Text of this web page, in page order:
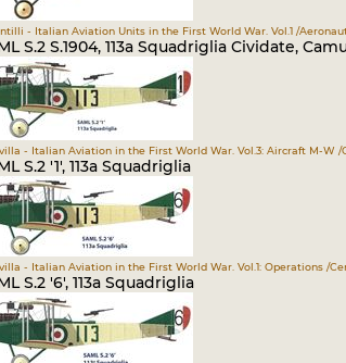
- Italian Aviation Units in the First World War. Vol.1 /
S.2 S.1904, 113a Squadriglia Cividate,
- Italian Aviation in the First World War. Vol.3: Aircraft M-W /
S.2 '1', 113a Squadriglia
- Italian Aviation in the First World War. Vol.1: Operations /
S.2 '6', 113a Squadriglia